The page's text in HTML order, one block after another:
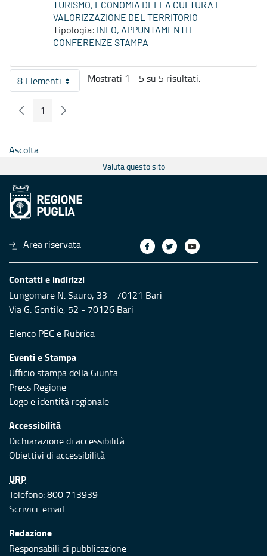
TURISMO, ECONOMIA DELLA CULTURA E
VALORIZZAZIONE DEL TERRITORIO
Tipologia:
INFO, APPUNTAMENTI E
CONFERENZE STAMPA
8 ElementiPer pagina
Mostrati 1 - 5 su 5 risultati.
Pagina Precedente
Pagina
1 Pagina Seguente
Ascolta
Valuta questo sito
Area riservata
Contatti e indirizzi
Lungomare N. Sauro, 33 - 70121 Bari
Via G. Gentile, 52 - 70126 Bari
Elenco PEC e Rubrica
Eventi e Stampa
Ufficio stampa della Giunta
Press Regione
Logo e identità regionale
Accessibilità
Dichiarazione di accessibilità
Obiettivi di accessibilità
URP
Telefono: 800 713939
Scrivici:email
Redazione
Responsabili di pubblicazione